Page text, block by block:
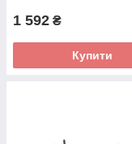
1 592 ₴
Купити